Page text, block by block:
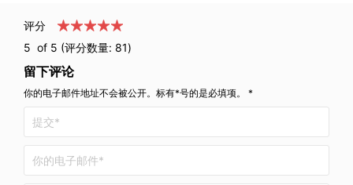
评分
5 of 5 (评分数量: 81)
留下评论
你的电子邮件地址不会被公开。标有*号的是必填项。 *